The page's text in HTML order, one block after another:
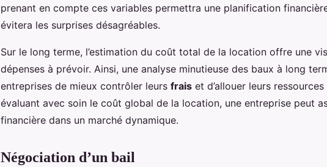
prenant en compte ces variables permettra une planification
évitera les surprises désagréables.
Sur le long terme, l’estimation du coût total de la location offre une
dépenses à prévoir. Ainsi, une analyse minutieuse des baux à long
entreprises de mieux contrôler leurs frais et d’allouer leurs
évaluant avec soin le coût global de la location, une entreprise peut
financière dans un marché dynamique.
Négociation d’un bail